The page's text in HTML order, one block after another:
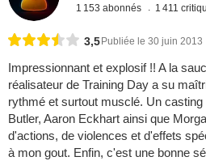
1 153 abonnés 1 411
3,5 Publiée le 30 juin 2013
Impressionnant et explosif !! A la
réalisateur de Training Day a su
rythmé et surtout musclé. Un
Butler, Aaron Eckhart ainsi que
d'actions, de violences et d'effets
à mon gout. Enfin, c'est une bonne